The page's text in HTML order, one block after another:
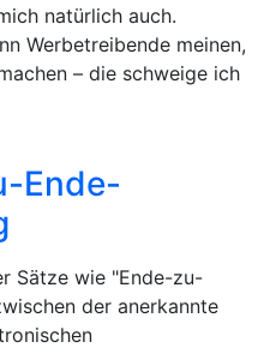
natürlich auch.
Werbetreibende meinen,
– die schweige ich
Ende-
Sätze wie "Ende-zu-
der anerkannte